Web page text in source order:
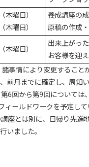
木曜日）
木曜日）
養成講座の
原稿の作成
木曜日）
出来上がっ
お客様を迎
事情により変更すること
前月までに確定し、周知い
6回から第9回については
ィールドワークを予定して
座とは別に、日帰り先進
いました。